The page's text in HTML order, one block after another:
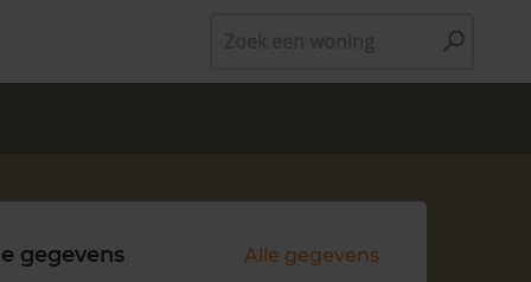
gegevens Alle gegevens